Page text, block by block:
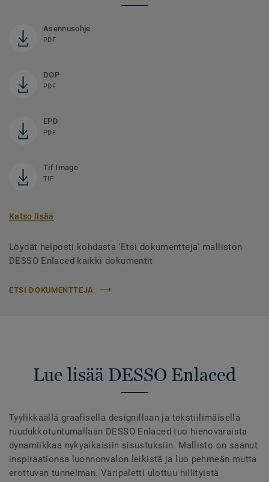
Asennusohje
PDF
DOP
PDF
EPD
PDF
Tif Image
TIF
Katso lisää
Löydät helposti kohdasta 'Etsi dokumentteja' malliston
DESSO Enlaced kaikki dokumentit
ETSI DOKUMENTTEJA
Lue lisää DESSO Enlaced
Tyylikkäällä graafisella designillaan ja tekstiilimäisellä
ruudukkotuntumallaan DESSO Enlaced tuo hienovaraista
dynamiikkaa nykyaikaisiin sisustuksiin. Mallisto on saanut
inspiraationsa luonnonvalon leikistä ja luo pehmeän mutta
erottuvan tunnelman. Väripaletti ulottuu hillityistä